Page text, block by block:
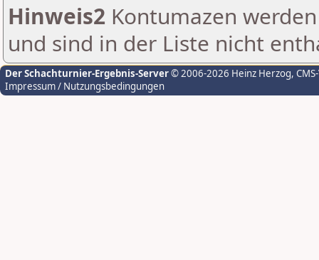
Hinweis2 Kontumazen
und sind in der Liste nicht
Der Schachturnier-Ergebnis-Server© 2006-2026 Heinz Herzog,
Impressum / Nutzungsbedingungen